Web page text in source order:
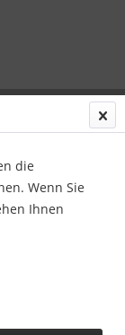
die
Wenn Sie
Ihnen